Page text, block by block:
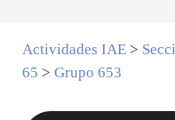
Actividades IAE>
65 > Grupo 653